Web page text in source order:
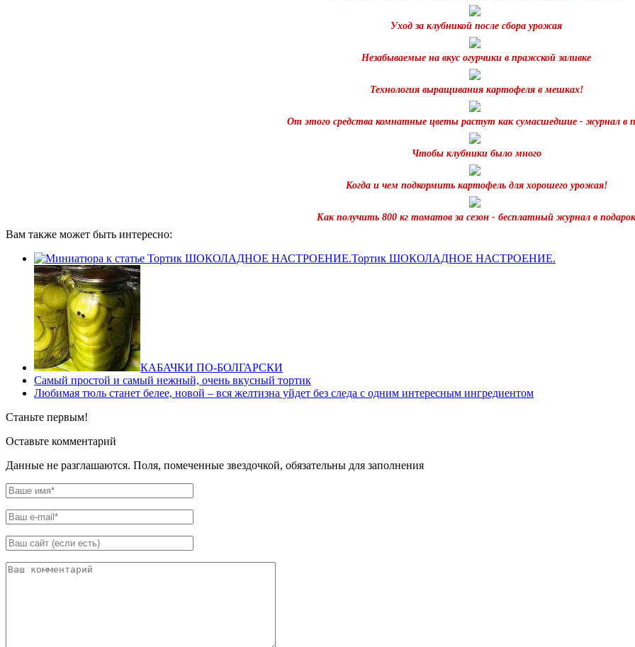
Уход за клубникой после сбора урожая
Незабываемые на вкус огурчики в пражской заливке
Технология выращивания картофеля в мешках!
От этого средства комнатные цветы растут как сумасшедшие - журнал в
Чтобы клубники было много
Когда и чем подкормить картофель для хорошего урожая!
Как получить 800 кг томатов за сезон - бесплатный журнал в подарок
Вам также может быть интересно:
Тортик ШОКОЛАДНОЕ НАСТРОЕНИЕ.
КАБАЧКИ ПО-БОЛГАРСКИ
Самый простой и самый нежный, очень вкусный тортик
Любимая тюль станет белее, новой – вся желтизна уйдет без следа с одним интересным ингредиентом
Станьте первым!
Оставьте комментарий
Данные не разглашаются. Поля, помеченные звездочкой, обязательны для заполнения